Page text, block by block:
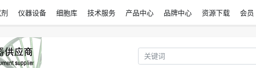
仪器设备 细胞库 技术服务 产品中心 品牌中心 资源下载 会员